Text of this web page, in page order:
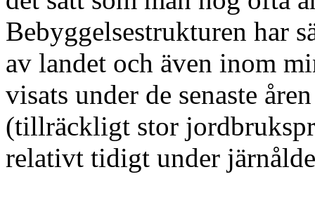
Bebyggelsestrukturen har
av landet och även inom
visats under de senaste
(tillräckligt stor
relativt tidigt under